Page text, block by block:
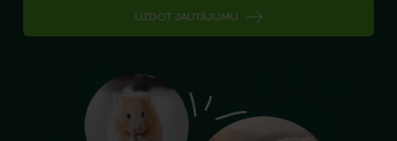
UZDOT JAUTĀJUMU